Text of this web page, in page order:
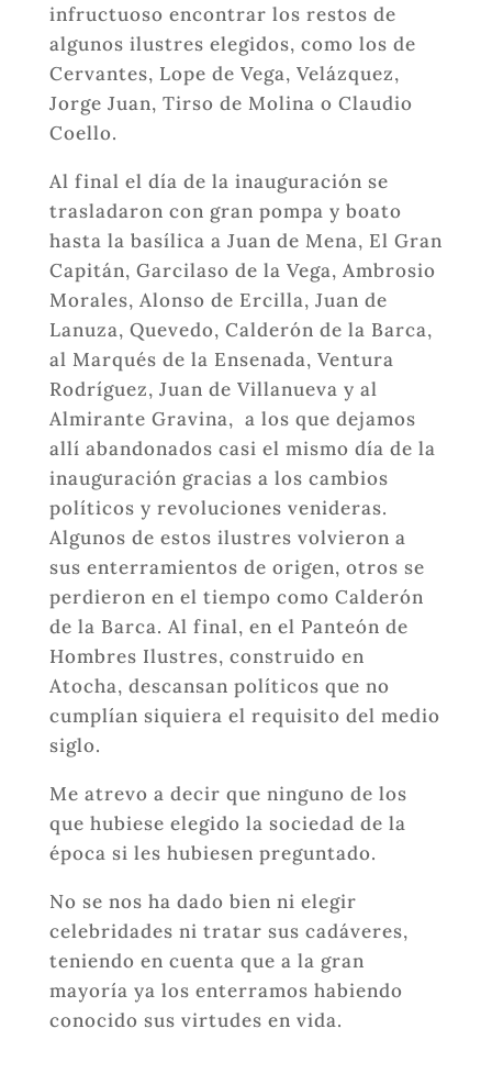
infructuoso encontrar los restos de
algunos ilustres elegidos, como los de
Cervantes, Lope de Vega, Velázquez,
Jorge Juan, Tirso de Molina o Claudio
Coello.
Al final el día de la inauguración se
trasladaron con gran pompa y boato
hasta la basílica a Juan de Mena, El Gran
Capitán, Garcilaso de la Vega, Ambrosio
Morales, Alonso de Ercilla, Juan de
Lanuza, Quevedo, Calderón de la Barca,
al Marqués de la Ensenada, Ventura
Rodríguez, Juan de Villanueva y al
Almirante Gravina, a los que dejamos
allí abandonados casi el mismo día de la
inauguración gracias a los cambios
políticos y revoluciones venideras.
Algunos de estos ilustres volvieron a
sus enterramientos de origen, otros se
perdieron en el tiempo como Calderón
de la Barca. Al final, en el Panteón de
Hombres Ilustres, construido en
Atocha, descansan políticos que no
cumplían siquiera el requisito del medio
siglo.
Me atrevo a decir que ninguno de los
que hubiese elegido la sociedad de la
época si les hubiesen preguntado.
No se nos ha dado bien ni elegir
celebridades ni tratar sus cadáveres,
teniendo en cuenta que a la gran
mayoría ya los enterramos habiendo
conocido sus virtudes en vida.